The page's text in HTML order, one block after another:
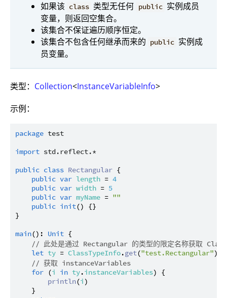
如果该 class 类型无任何 public 实例成员
变量，则返回空集合。
该集合不保证遍历顺序恒定。
该集合不包含任何继承而来的 public 实例成
员变量。
类型： Collection<InstanceVariableInfo>
示例：
package test
import std.reflect.*
public class Rectangular {
public var length = 4
public var width = 5
public var myName = ""
public init() {}
}
main(): Unit {
// 此处是通过 Rectangular 的类型的限定名称获取
let ty = ClassTypeInfo.get("test.Rectangular")
// 获取 instanceVariables
for (i in ty.instanceVariables) {
println(i )
    }